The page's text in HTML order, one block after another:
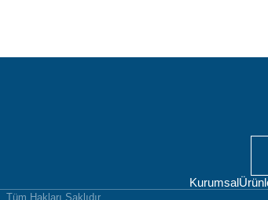
Kurumsal
Tüm Hakları Saklıdır.